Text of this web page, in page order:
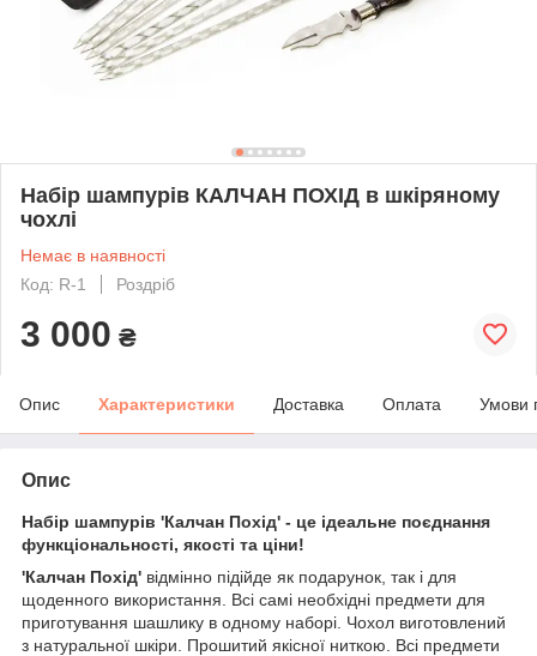
Набір шампурів КАЛЧАН ПОХІД в шкіряному
чохлі
Немає в наявності
Код: R-1
Роздріб
3 000 ₴
Опис Характеристики Доставка Оплата Умови
Опис
Набір шампурів 'Калчан Похід' - це ідеальне поєднання
функціональності, якості та ціни!
'Калчан Похід' відмінно підійде як подарунок, так і для
щоденного використання. Всі самі необхідні предмети для
приготування шашлику в одному наборі. Чохол виготовлений
з натуральної шкіри. Прошитий якісної ниткою. Всі предмети